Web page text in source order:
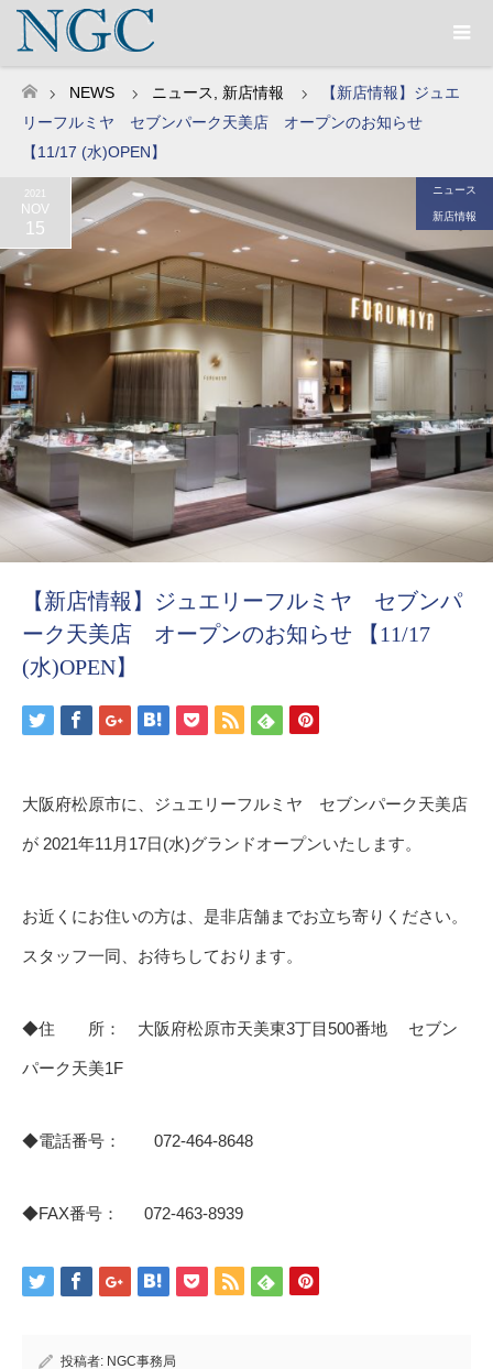
ホーム
NEWS ニュース 新店情報
【新店情報】ジュエ
リーフルミヤ セブンパーク天美店 オープンのお知らせ
【11/17 (水)OPEN】
2021
NOV
15
ニュース
新店情報
【新店情報】ジュエリーフルミヤ セブンパ
ーク天美店 オープンのお知らせ 【11/17
(水)OPEN】
大阪府松原市に、ジュエリーフルミヤ セブンパーク天美店
が 2021年11月17日(水)グランドオープンいたします。
お近くにお住いの方は、是非店舗までお立ち寄りください。
スタッフ一同、お待ちしております。
◆住 所： 大阪府松原市天美東3丁目500番地 セブン
パーク天美1F
◆電話番号： 072‐464‐8648
◆FAX番号： 072-463-8939
投稿者: NGC事務局